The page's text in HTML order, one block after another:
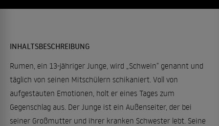
INHALTSBESCHREIBUNG
Rumen, ein 13-jähriger Junge, wird „Schwein“ genannt und
täglich von seinen Mitschülern schikaniert. Voll von
aufgestauten Emotionen, holt er eines Tages zum
Gegenschlag aus. Der Junge ist ein Außenseiter, der bei
seiner Großmutter und ihrer kranken Schwester lebt. Seine